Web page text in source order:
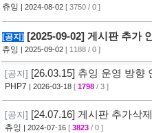
츄잉 | 2024-08-02 [ 3750 / 0 ]
[공지] [2025-09-02] 게시판 추가
츄잉 | 2025-09-02 [ 1188 / 0 ]
[공지] [26.03.15] 츄잉 운영 방향
PHP7 | 2026-03-18 [ 1798 / 3 ]
[공지] [24.07.16] 게시판 추가삭
츄잉 | 2024-07-16 [ 3823 / 0 ]